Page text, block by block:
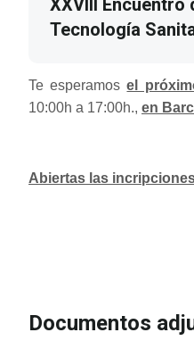
XXVIII
Tecnología
Te esperamosel
10:00h a 17:00h., en
Abiertas las
Documentos